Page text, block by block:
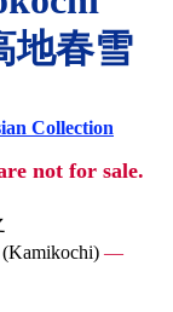
地春雪
Collection
not for sale.
(Kamikochi) —